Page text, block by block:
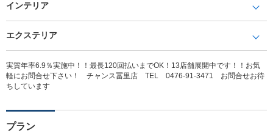
インテリア
エクステリア
実質年率6.9％実施中！！最長120回払いまでOK！13店舗展開中です！！お気
軽にお問合せ下さい！ チャンス冨里店 TEL 0476-91-3471 お問合せお待
ちしています
プラン